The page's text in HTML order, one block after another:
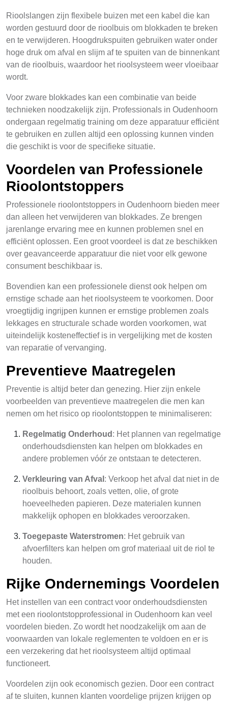
Rioolslangen zijn flexibele buizen met een kabel die kan
worden gestuurd door de rioolbuis om blokkaden te breken
en te verwijderen. Hoogdrukspuiten gebruiken water onder
hoge druk om afval en slijm af te spuiten van de binnenkant
van de rioolbuis, waardoor het rioolsysteem weer vloeibaar
wordt.
Voor zware blokkades kan een combinatie van beide
technieken noodzakelijk zijn. Professionals in Oudenhoorn
ondergaan regelmatig training om deze apparatuur efficiënt
te gebruiken en zullen altijd een oplossing kunnen vinden
die geschikt is voor de specifieke situatie.
Voordelen van Professionele
Rioolontstoppers
Professionele rioolontstoppers in Oudenhoorn bieden meer
dan alleen het verwijderen van blokkades. Ze brengen
jarenlange ervaring mee en kunnen problemen snel en
efficiënt oplossen. Een groot voordeel is dat ze beschikken
over geavanceerde apparatuur die niet voor elk gewone
consument beschikbaar is.
Bovendien kan een professionele dienst ook helpen om
ernstige schade aan het rioolsysteem te voorkomen. Door
vroegtijdig ingrijpen kunnen er ernstige problemen zoals
lekkages en structurale schade worden voorkomen, wat
uiteindelijk kosteneffectief is in vergelijking met de kosten
van reparatie of vervanging.
Preventieve Maatregelen
Preventie is altijd beter dan genezing. Hier zijn enkele
voorbeelden van preventieve maatregelen die men kan
nemen om het risico op rioolontstoppen te minimaliseren:
Regelmatig Onderhoud : Het plannen van regelmatige
onderhoudsdiensten kan helpen om blokkades en
andere problemen vóór ze ontstaan te detecteren.
Verkleuring van Afval : Verkoop het afval dat niet in de
rioolbuis behoort, zoals vetten, olie, of grote
hoeveelheden papieren. Deze materialen kunnen
makkelijk ophopen en blokkades veroorzaken.
Toegepaste Waterstromen: Het gebruik van
afvoerfilters kan helpen om grof materiaal uit de riol te
houden.
Rijke Ondernemings Voordelen
Het instellen van een contract voor onderhoudsdiensten
met een rioolontstopprofessional in Oudenhoorn kan veel
voordelen bieden. Zo wordt het noodzakelijk om aan de
voorwaarden van lokale reglementen te voldoen en er is
een verzekering dat het rioolsysteem altijd optimaal
functioneert.
Voordelen zijn ook economisch gezien. Door een contract
af te sluiten, kunnen klanten voordelige prijzen krijgen op